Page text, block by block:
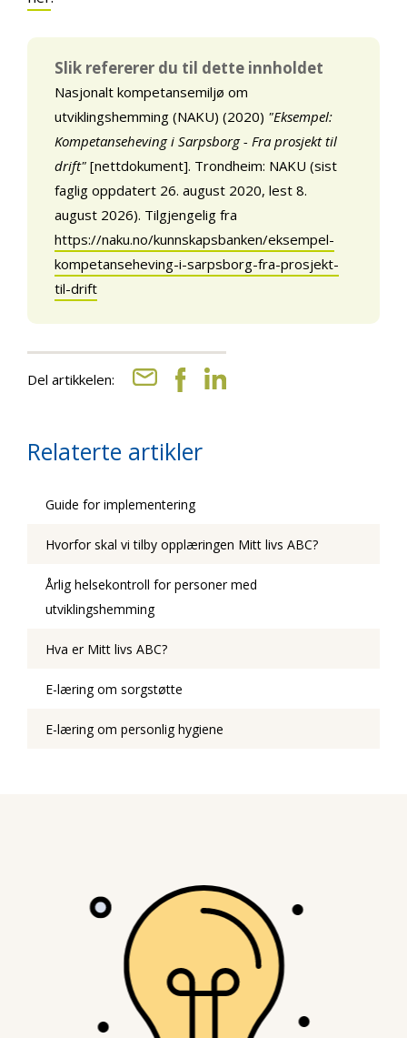
Slik refererer du til dette innholdet
Nasjonalt kompetansemiljø om
utviklingshemming (NAKU) (2020) "Eksempel:
Kompetanseheving i Sarpsborg - Fra prosjekt til
drift" [nettdokument]. Trondheim: NAKU (sist
faglig oppdatert 26. august 2020, lest 8.
august 2026). Tilgjengelig fra
https://naku.no/kunnskapsbanken/eksempel-
kompetanseheving-i-sarpsborg-fra-prosjekt-
til-drift
Del artikkelen:
Relaterte artikler
Guide for implementering
Hvorfor skal vi tilby opplæringen Mitt livs ABC?
Årlig helsekontroll for personer med
utviklingshemming
Hva er Mitt livs ABC?
E-læring om sorgstøtte
E-læring om personlig hygiene